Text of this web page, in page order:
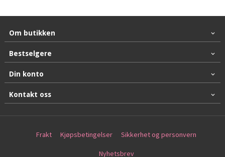
Om butikken
Bestselgere
Din konto
Kontakt oss
Frakt Kjøpsbetingelser Sikkerhet og personvern
Nyhetsbrev